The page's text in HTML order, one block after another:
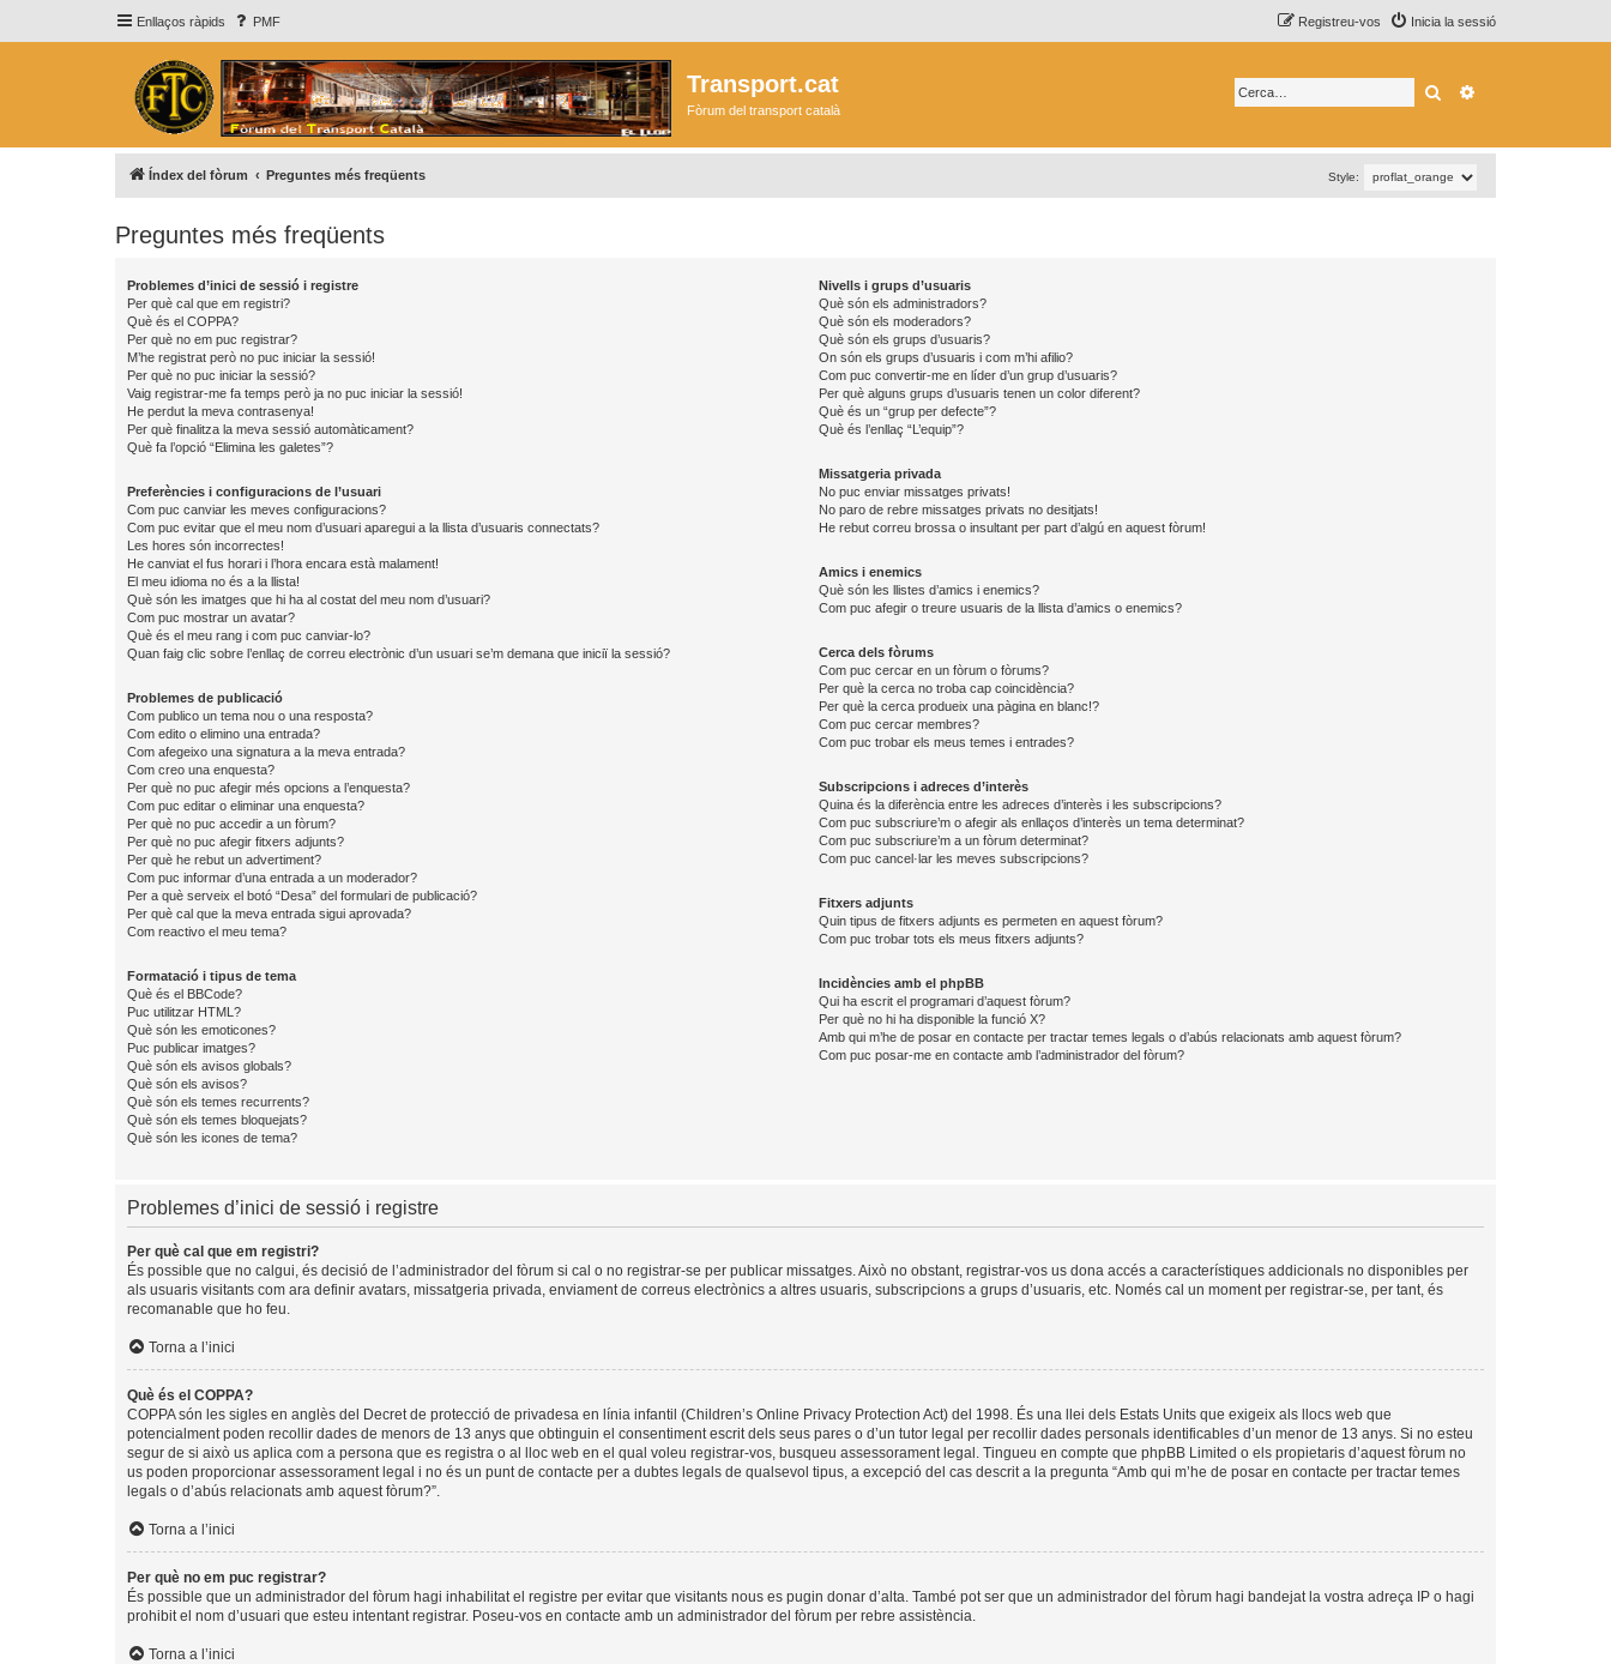
Enllaços ràpids PMF Inicia la sessió
Registreu-vos
Transport.cat
Fòrum del transport català
Cerca
Índex del fòrum Preguntes més freqüents Style:
Preguntes més freqüents
Problemes d’inici de sessió i registre
Per què cal que em registri?
Què és el COPPA?
Per què no em puc registrar?
M’he registrat però no puc iniciar la sessió!
Per què no puc iniciar la sessió?
Vaig registrar-me fa temps però ja no puc iniciar la sessió!
He perdut la meva contrasenya!
Per què finalitza la meva sessió automàticament?
Què fa l’opció “Elimina les galetes”?
Preferències i configuracions de l’usuari
Com puc canviar les meves configuracions?
Com puc evitar que el meu nom d’usuari aparegui a la llista d’usuaris connectats?
Les hores són incorrectes!
He canviat el fus horari i l’hora encara està malament!
El meu idioma no és a la llista!
Què són les imatges que hi ha al costat del meu nom d’usuari?
Com puc mostrar un avatar?
Què és el meu rang i com puc canviar-lo?
Quan faig clic sobre l’enllaç de correu electrònic d’un usuari se’m demana que iniciï la sessió?
Problemes de publicació
Com publico un tema nou o una resposta?
Com edito o elimino una entrada?
Com afegeixo una signatura a la meva entrada?
Com creo una enquesta?
Per què no puc afegir més opcions a l’enquesta?
Com puc editar o eliminar una enquesta?
Per què no puc accedir a un fòrum?
Per què no puc afegir fitxers adjunts?
Per què he rebut un advertiment?
Com puc informar d’una entrada a un moderador?
Per a què serveix el botó “Desa” del formulari de publicació?
Per què cal que la meva entrada sigui aprovada?
Com reactivo el meu tema?
Formatació i tipus de tema
Què és el BBCode?
Puc utilitzar HTML?
Què són les emoticones?
Puc publicar imatges?
Què són els avisos globals?
Què són els avisos?
Què són els temes recurrents?
Què són els temes bloquejats?
Què són les icones de tema?
Nivells i grups d’usuaris
Què són els administradors?
Què són els moderadors?
Què són els grups d’usuaris?
On són els grups d’usuaris i com m’hi afilio?
Com puc convertir-me en líder d’un grup d’usuaris?
Per què alguns grups d’usuaris tenen un color diferent?
Què és un “grup per defecte”?
Què és l’enllaç “L’equip”?
Missatgeria privada
No puc enviar missatges privats!
No paro de rebre missatges privats no desitjats!
He rebut correu brossa o insultant per part d’algú en aquest fòrum!
Amics i enemics
Què són les llistes d’amics i enemics?
Com puc afegir o treure usuaris de la llista d’amics o enemics?
Cerca dels fòrums
Com puc cercar en un fòrum o fòrums?
Per què la cerca no troba cap coincidència?
Per què la cerca produeix una pàgina en blanc!?
Com puc cercar membres?
Com puc trobar els meus temes i entrades?
Subscripcions i adreces d’interès
Quina és la diferència entre les adreces d’interès i les subscripcions?
Com puc subscriure’m o afegir als enllaços d’interès un tema determinat?
Com puc subscriure’m a un fòrum determinat?
Com puc cancel·lar les meves subscripcions?
Fitxers adjunts
Quin tipus de fitxers adjunts es permeten en aquest fòrum?
Com puc trobar tots els meus fitxers adjunts?
Incidències amb el phpBB
Qui ha escrit el programari d’aquest fòrum?
Per què no hi ha disponible la funció X?
Amb qui m’he de posar en contacte per tractar temes legals o d’abús relacionats amb aquest fòrum?
Com puc posar-me en contacte amb l’administrador del fòrum?
Problemes d’inici de sessió i registre
Per què cal que em registri?
És possible que no calgui, és decisió de l’administrador del fòrum si cal o no registrar-se per publicar missatges. Això no obstant, registrar-vos us dona accés a característiques addicionals no disponibles per
als usuaris visitants com ara definir avatars, missatgeria privada, enviament de correus electrònics a altres usuaris, subscripcions a grups d’usuaris, etc. Només cal un moment per registrar-se, per tant, és
recomanable que ho feu.
Torna a l’inici
Què és el COPPA?
COPPA són les sigles en anglès del Decret de protecció de privadesa en línia infantil (Children’s Online Privacy Protection Act) del 1998. És una llei dels Estats Units que exigeix als llocs web que
potencialment poden recollir dades de menors de 13 anys que obtinguin el consentiment escrit dels seus pares o d’un tutor legal per recollir dades personals identificables d’un menor de 13 anys. Si no esteu
segur de si això us aplica com a persona que es registra o al lloc web en el qual voleu registrar-vos, busqueu assessorament legal. Tingueu en compte que phpBB Limited o els propietaris d’aquest fòrum no
us poden proporcionar assessorament legal i no és un punt de contacte per a dubtes legals de qualsevol tipus, a excepció del cas descrit a la pregunta “Amb qui m’he de posar en contacte per tractar temes
legals o d’abús relacionats amb aquest fòrum?”.
Torna a l’inici
Per què no em puc registrar?
És possible que un administrador del fòrum hagi inhabilitat el registre per evitar que visitants nous es pugin donar d’alta. També pot ser que un administrador del fòrum hagi bandejat la vostra adreça IP o hagi
prohibit el nom d’usuari que esteu intentant registrar. Poseu-vos en contacte amb un administrador del fòrum per rebre assistència.
Torna a l’inici